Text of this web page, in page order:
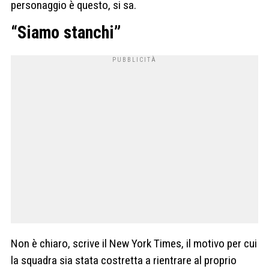
personaggio è questo, si sa.
“Siamo stanchi”
Non è chiaro, scrive il New York Times, il motivo per cui
la squadra sia stata costretta a rientrare al proprio